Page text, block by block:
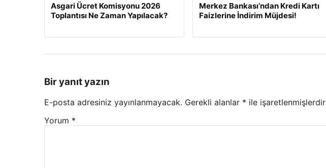
Asgari Ücret Komisyonu 2026
Toplantısı Ne Zaman Yapılacak?
Merkez Bankası’ndan Kredi Kartı
Faizlerine İndirim Müjdesi!
Bir yanıt yazın
E-posta adresiniz yayınlanmayacak. Gerekli alanlar * ile işaretlenmişlerdir
Yorum *